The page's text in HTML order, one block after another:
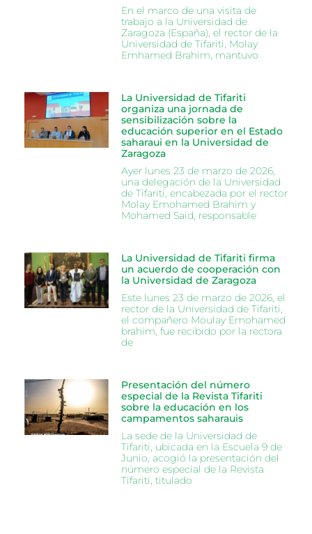
En el marco de una visita de
trabajo a la Universidad de
Zaragoza (España), el rector de la
Universidad de Tifariti, Molay
Emhamed Brahim, mantuvo
La Universidad de Tifariti
organiza una jornada de
sensibilización sobre la
educación superior en el Estado
saharaui en la Universidad de
Zaragoza
Ayer lunes 23 de marzo de 2026,
una delegación de la Universidad
de Tifariti, encabezada por el rector
Molay Emohamed Brahim y
Mohamed Said, responsable
La Universidad de Tifariti firma
un acuerdo de cooperación con
la Universidad de Zaragoza
Este lunes 23 de marzo de 2026, el
rector de la Universidad de Tifariti,
el compañero Moulay Emohamed
brahim, fue recibido por la rectora
de
Presentación del número
especial de la Revista Tifariti
sobre la educación en los
campamentos saharauis
La sede de la Universidad de
Tifariti, ubicada en la Escuela 9 de
Junio, acogió la presentación del
número especial de la Revista
Tifariti, titulado